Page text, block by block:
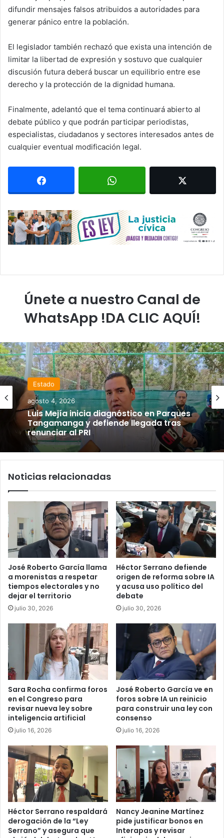
difundir mensajes falsos atribuidos a autoridades para
generar pánico entre la población.
El legislador también rechazó que exista una intención de
limitar la libertad de expresión y sostuvo que cualquier
discusión futura deberá buscar un equilibrio entre ese
derecho y la protección de la dignidad humana.
Finalmente, adelantó que el tema continuará abierto al
debate público y que podrán participar periodistas,
especialistas, ciudadanos y sectores interesados antes de
cualquier eventual modificación legal.
Únete a nuestro Canal de
WhatsApp !DA CLIC AQUÍ!
Estado
agosto 4, 2026
Luis Mejía inicia diagnóstico en Parques
Tangamanga y defiende llegada tras
renunciar al PRI
Noticias relacionadas
José Roberto García llama
a morenistas a respetar
tiempos electorales y no
dejar el territorio
julio 30, 2026
Héctor Serrano defiende
origen de reforma sobre IA
y acusa uso político del
debate
julio 30, 2026
Sara Rocha confirma foros
en el Congreso para
revisar nueva ley sobre
inteligencia artificial
julio 16, 2026
José Roberto García ve en
foros sobre IA un reinicio
para construir una ley con
consenso
julio 16, 2026
Héctor Serrano respaldará
derogación de la “Ley
Serrano” y asegura que
Nancy Jeanine Martínez
pide justificar bonos en
Interapas y revisar